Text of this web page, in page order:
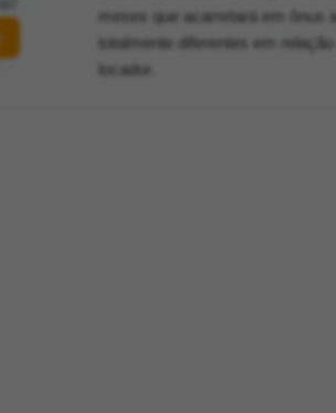
meses que acarretará em ônus
totalmente diferentes em
locador.